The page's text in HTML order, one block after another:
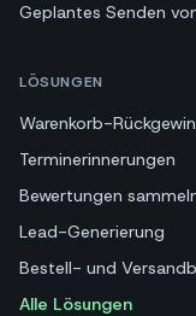
Geplantes Senden
LÖSUNGEN
Warenkorb-
Terminerinnerungen
Bewertungen
Lead-Generierung
Bestell- und
Alle Lösungen